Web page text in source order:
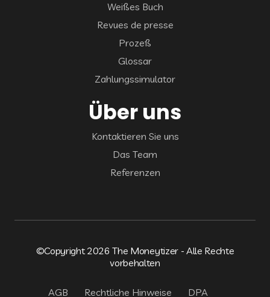
Weißes Buch
Revues de presse
Prozeß
Glossar
Zahlungssimulator
Über uns
Kontaktieren Sie uns
Das Team
Referenzen
©Copyright 2026 The Moneytizer - Alle Rechte
vorbehalten
AGB Rechtliche Hinweise DPA